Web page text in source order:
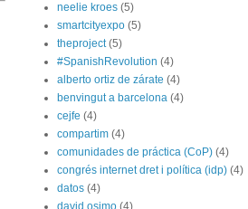
neelie kroes (5)
smartcityexpo (5)
theproject (5)
#SpanishRevolution (4)
alberto ortiz de zárate (4)
benvingut a barcelona (4)
cejfe (4)
compartim (4)
comunidades de práctica (CoP) (4)
congrés internet dret i política (idp) (4)
datos (4)
david osimo (4)